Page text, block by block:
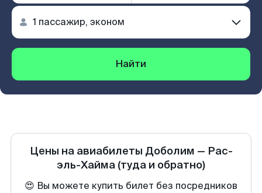
Найти
Цены на авиабилеты Доболим — Рас-
эль-Хайма (туда и обратно)
😍 Вы можете купить билет без посредников